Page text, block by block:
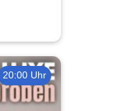
20:00 Uhr